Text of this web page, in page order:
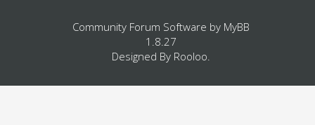
Community Forum Software by MyBB
1.8.27
Designed By Rooloo.